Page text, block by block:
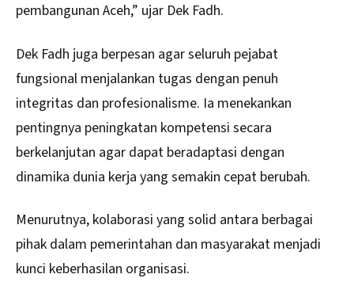
pembangunan Aceh,” ujar Dek Fadh.
Dek Fadh juga berpesan agar seluruh pejabat
fungsional menjalankan tugas dengan penuh
integritas dan profesionalisme. Ia menekankan
pentingnya peningkatan kompetensi secara
berkelanjutan agar dapat beradaptasi dengan
dinamika dunia kerja yang semakin cepat berubah.
Menurutnya, kolaborasi yang solid antara berbagai
pihak dalam pemerintahan dan masyarakat menjadi
kunci keberhasilan organisasi.